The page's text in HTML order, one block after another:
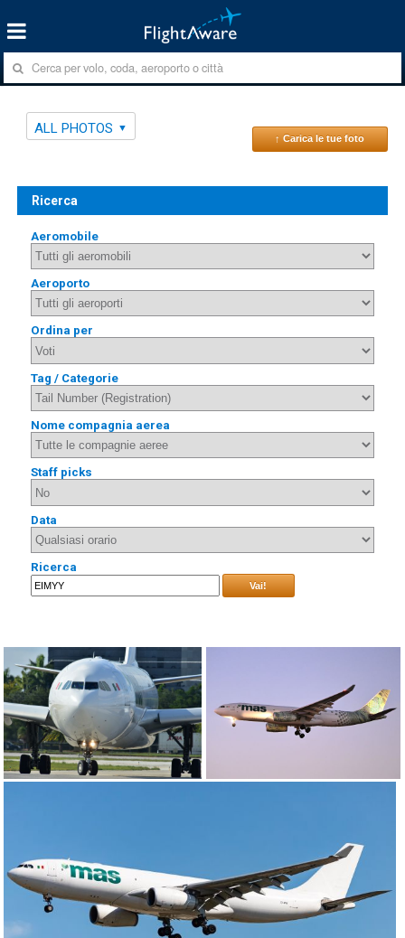
ALL PHOTOS
↑ Carica le tue foto
Ricerca
Aeromobile
Aeroporto
Ordina per
Tag / Categorie
Nome compagnia aerea
Staff picks
Data
Ricerca
Vai!